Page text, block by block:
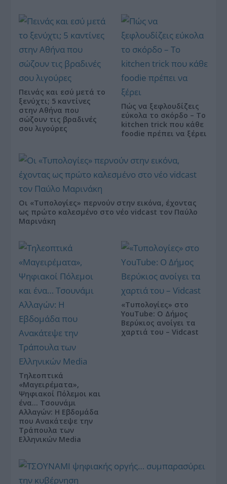
Πεινάς και εσύ μετά το
ξενύχτι; 5 καντίνες
στην Αθήνα που
σώζουν τις βραδινές
σου λιγούρες
Πώς να ξεφλουδίζεις
εύκολα το σκόρδο – Το
kitchen trick που κάθε
foodie πρέπει να ξέρει
Οι «Τυπολογίες» περνούν στην εικόνα, έχοντας
ως πρώτο καλεσμένο στο νέο vidcast τον Παύλο
Μαρινάκη
Τηλεοπτικά
«Μαγειρέματα»,
Ψηφιακοί Πόλεμοι και
ένα… Τσουνάμι
Αλλαγών: Η Εβδομάδα
που Ανακάτεψε την
Τράπουλα των
Ελληνικών Media
«Τυπολογίες» στο
YouTube: Ο Δήμος
Βερύκιος ανοίγει τα
χαρτιά του – Vidcast